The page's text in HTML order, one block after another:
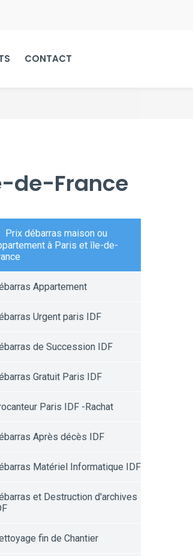
CONTACT
de-France
Prix débarras maison ou
à Paris et île-de-
Appartement
Urgent paris IDF
de Succession IDF
Gratuit Paris IDF
Paris IDF -Rachat
Après décès IDF
Matériel Informatique IDF
et Destruction d'archives
fin de Chantier